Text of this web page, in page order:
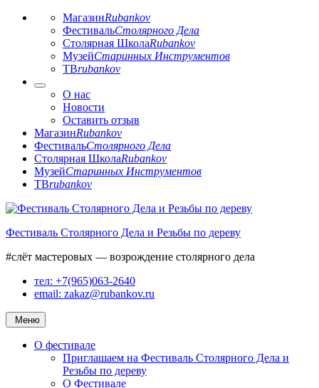
МагазинRubankov
ФестивальСтолярного Дела
Столярная ШколаRubankov
МузейСтаринных Инструментов
ТВrubankov
О нас
Новости
Оставить отзыв
МагазинRubankov
ФестивальСтолярного Дела
Столярная ШколаRubankov
МузейСтаринных Инструментов
ТВrubankov
Перейти
содержимому
Фестиваль Столярного Дела и Резьбы по дереву
#слёт мастеровых — возрождение столярного дела
тел: +7(965)063-2640
email: zakaz@rubankov.ru
Меню
О фестивале
Приглашаем на Фестиваль Столярного Дела и
Резьбы по дереву
О Фестивале